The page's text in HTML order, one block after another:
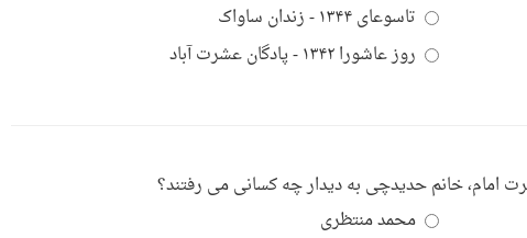
تاسوعای ۱۳۴۴ - زندان ساواک
روز عاشورا ۱۳۴۲ - پادگان عشرت آباد
محمد منتظری